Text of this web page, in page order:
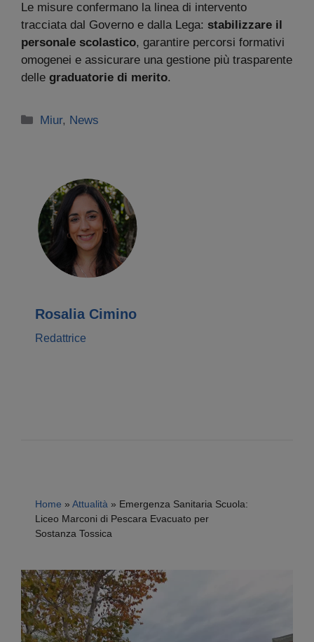
Le misure confermano la linea di intervento
tracciata dal Governo e dalla Lega: stabilizzare il
personale scolastico, garantire percorsi formativi
omogenei e assicurare una gestione più trasparente
delle graduatorie di merito.
Categorie
Miur, News
Rosalia Cimino
Redattrice
Home » Attualità » Emergenza Sanitaria Scuola:
Liceo Marconi di Pescara Evacuato per
Sostanza Tossica